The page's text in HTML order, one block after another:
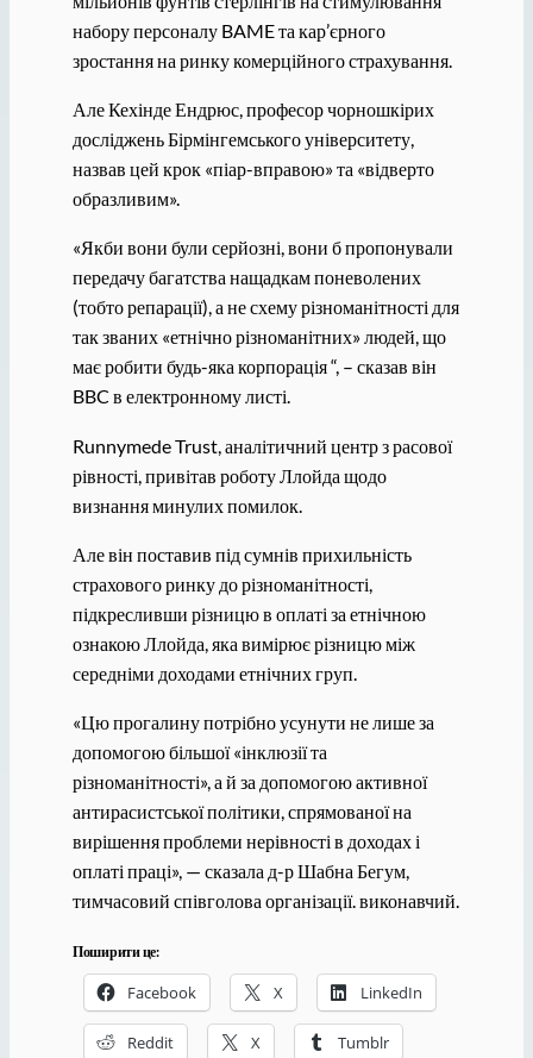
набору персоналу BAME та кар’єрного
зростання на ринку комерційного страхування.
Але Кехінде Ендрюс, професор чорношкірих
досліджень Бірмінгемського університету,
назвав цей крок «піар-вправою» та «відверто
образливим».
«Якби вони були серйозні, вони б пропонували
передачу багатства нащадкам поневолених
(тобто репарації), а не схему різноманітності для
так званих «етнічно різноманітних» людей, що
має робити будь-яка корпорація “, – сказав він
BBC в електронному листі.
Runnymede Trust, аналітичний центр з расової
рівності, привітав роботу Ллойда щодо
визнання минулих помилок.
Але він поставив під сумнів прихильність
страхового ринку до різноманітності,
підкресливши різницю в оплаті за етнічною
ознакою Ллойда, яка вимірює різницю між
середніми доходами етнічних груп.
«Цю прогалину потрібно усунути не лише за
допомогою більшої «інклюзії та
різноманітності», а й за допомогою активної
антирасистської політики, спрямованої на
вирішення проблеми нерівності в доходах і
оплаті праці», — сказала д-р Шабна Бегум,
тимчасовий співголова організації. виконавчий.
Поширити це:
Facebook X LinkedIn
Reddit X Tumblr